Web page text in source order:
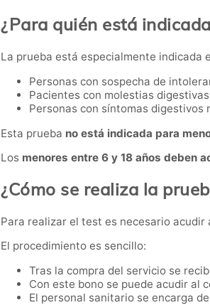
¿Para quién está
La prueba está especialmente indicada
Personas con sospecha de
Pacientes con molestias
Personas con síntomas digestivos
Esta prueba no está indicada para
Los menores entre 6 y 18 años deben
¿Cómo se realiza la
Para realizar el test es necesario
El procedimiento es sencillo:
Tras la compra del servicio se
Con este bono se puede acudir al
El personal sanitario se encarga